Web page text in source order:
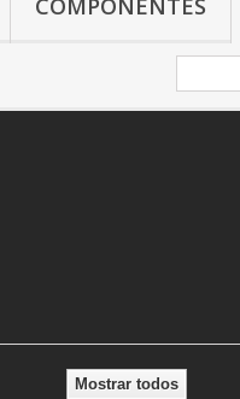
COMPONENTES
Mostrar todos